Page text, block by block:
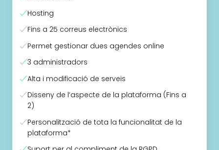
Hosting
Fins a 25 correus electrònics
Permet gestionar dues agendes online
3 administradors
Alta i modificació de serveis
Disseny de l’aspecte de la plataforma (Fins a
2)
Personalització de tota la funcionalitat de la
plataforma*